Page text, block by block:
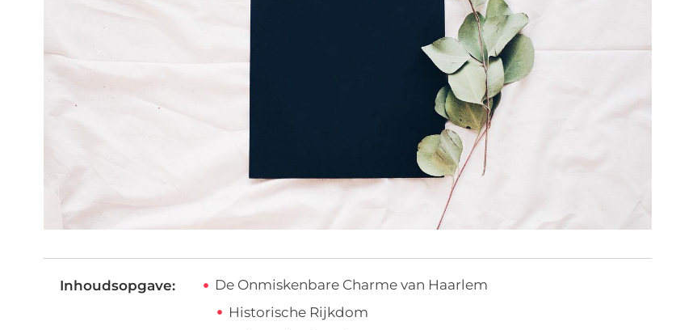
Inhoudsopgave:
De Onmiskenbare Charme van Haarlem
Historische Rijkdom